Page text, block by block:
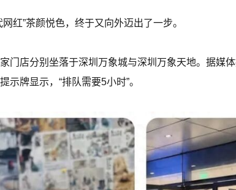
红”茶颜悦色，终于又向外迈出了一步。
门店分别坐落于深圳万象城与深圳万象天地。据媒
牌显示，“排队需要5小时”。